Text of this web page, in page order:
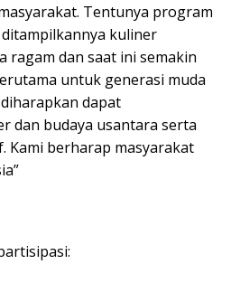
Tentunya program
kuliner
ragam dan saat ini semakin
untuk generasi muda
dapat
dan budaya usantara serta
Kami berharap masyarakat